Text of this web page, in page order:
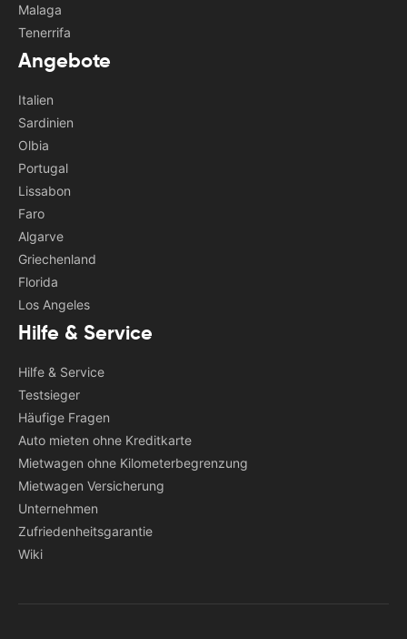
Malaga
Tenerrifa
Angebote
Italien
Sardinien
Olbia
Portugal
Lissabon
Faro
Algarve
Griechenland
Florida
Los Angeles
Hilfe & Service
Hilfe & Service
Testsieger
Häufige Fragen
Auto mieten ohne Kreditkarte
Mietwagen ohne Kilometerbegrenzung
Mietwagen Versicherung
Unternehmen
Zufriedenheitsgarantie
Wiki